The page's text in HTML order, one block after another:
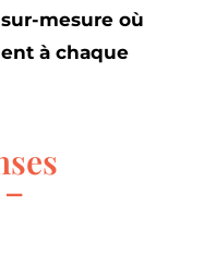
mesure où
à chaque